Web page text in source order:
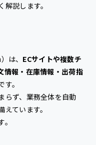
説します。
は、 ECサイトや複数チ
情報・在庫情報・出荷指
す。
らず、業務全体を自動
ています。